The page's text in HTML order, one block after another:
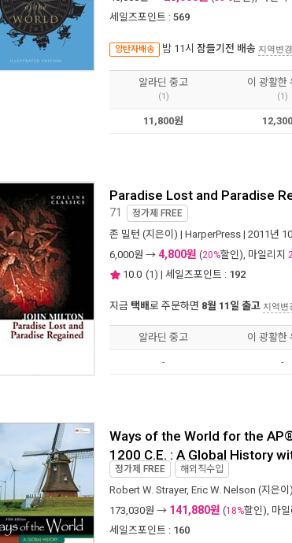
세일즈포인트 : 569
양탄자배송 밤 11시 잠들기전 배송 지역변경
알라딘 중고
(1)
이 광활한
(1)
11,800원
Paradise Lost and Paradise
71 정가제 FREE
존 밀턴 (지은이) | HarperPress | 2011년
6,000원 → 4,800원 (20%할인), 마일리지
10.0 (1) | 세일즈포인트 : 192
지금 택배로 주문하면 8월 11일 출고 지역변
알라딘 중고 이 광활한
- -
Ways of the World for the
1200 C.E. : A Global History
정가제 FREE 해외직수입
Robert W. Strayer, Eric W. Nelson (지은이
173,030원 → 141,880원 (18%할인), 마일
세일즈포인트 : 160